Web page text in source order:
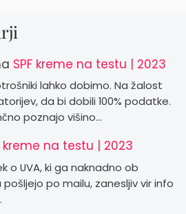
SPF kreme na testu | 2023
lahko dobimo. Na žalost
da bi dobili 100% podatke.
poznajo višino…
kreme na testu | 2023
o UVA, ki ga naknadno ob
po mailu, zanesljiv vir info